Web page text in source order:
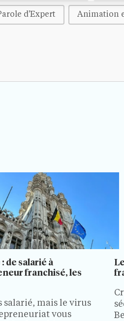
d'Expert Animation
de salarié à
franchisé, les
salarié, mais le virus
vous